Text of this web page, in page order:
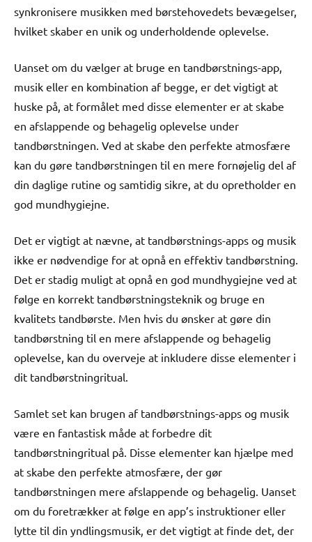
synkronisere musikken med børstehovedets bevægelser,
hvilket skaber en unik og underholdende oplevelse.
Uanset om du vælger at bruge en tandbørstnings-app,
musik eller en kombination af begge, er det vigtigt at
huske på, at formålet med disse elementer er at skabe
en afslappende og behagelig oplevelse under
tandbørstningen. Ved at skabe den perfekte atmosfære
kan du gøre tandbørstningen til en mere fornøjelig del af
din daglige rutine og samtidig sikre, at du opretholder en
god mundhygiejne.
Det er vigtigt at nævne, at tandbørstnings-apps og musik
ikke er nødvendige for at opnå en effektiv tandbørstning.
Det er stadig muligt at opnå en god mundhygiejne ved at
følge en korrekt tandbørstningsteknik og bruge en
kvalitets tandbørste. Men hvis du ønsker at gøre din
tandbørstning til en mere afslappende og behagelig
oplevelse, kan du overveje at inkludere disse elementer i
dit tandbørstningritual.
Samlet set kan brugen af tandbørstnings-apps og musik
være en fantastisk måde at forbedre dit
tandbørstningritual på. Disse elementer kan hjælpe med
at skabe den perfekte atmosfære, der gør
tandbørstningen mere afslappende og behagelig. Uanset
om du foretrækker at følge en app’s instruktioner eller
lytte til din yndlingsmusik, er det vigtigt at finde det, der